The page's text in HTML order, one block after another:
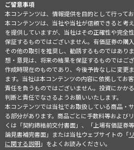
ご留意事項
本コンテンツは、情報提供を目的として行ってお
本コンテンツは、当社や当社が信頼できると考
を提供していますが、当社はその正確性や完全
保証するものではございません。有価証券の購
その他の取引を推奨し、勧誘するものではあり
想・意見は、将来の結果を保証するものではご
作成時現在のものであり、今後予告なしに変更
ます。当社は本コンテンツの内容に依拠してお
責任を負うものではございません。投資にかか
判断と責任でなさるようお願いいたします。
本コンテンツでは当社でお取扱している商品・
る部分があります。商品ごとに手数料等および
くは「契約締結前交付書面」、「上場有価証券
論見書補完書面」または当社ウェブサイトの「
に関する説明」をよくお読みください。